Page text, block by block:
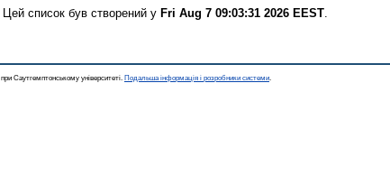
Цей список був створений у Fri Aug 7 09:03:31 2026 EEST.
при Саутгемптонському університеті. Подальша інформація і розробники системи